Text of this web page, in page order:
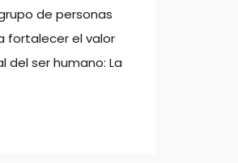
de personas
fortalecer el valor
del ser humano: La